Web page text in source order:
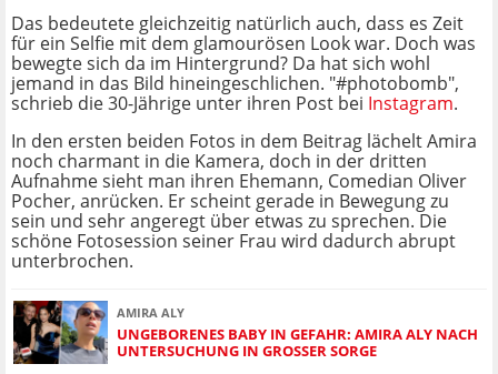
Das bedeutete gleichzeitig natürlich auch, dass es Zeit
für ein Selfie mit dem glamourösen Look war. Doch was
bewegte sich da im Hintergrund? Da hat sich wohl
jemand in das Bild hineingeschlichen. "#photobomb",
schrieb die 30-Jährige unter ihren Post bei Instagram.
In den ersten beiden Fotos in dem Beitrag lächelt Amira
noch charmant in die Kamera, doch in der dritten
Aufnahme sieht man ihren Ehemann, Comedian Oliver
Pocher, anrücken. Er scheint gerade in Bewegung zu
sein und sehr angeregt über etwas zu sprechen. Die
schöne Fotosession seiner Frau wird dadurch abrupt
unterbrochen.
AMIRA ALY
UNGEBORENES BABY IN GEFAHR: AMIRA ALY NACH
UNTERSUCHUNG IN GROSSER SORGE